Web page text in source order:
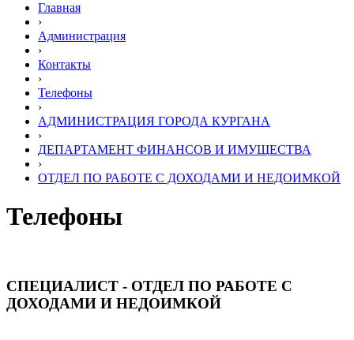
Главная
›
Администрация
›
Контакты
›
Телефоны
›
АДМИНИСТРАЦИЯ ГОРОДА КУРГАНА
›
ДЕПАРТАМЕНТ ФИНАНСОВ И ИМУЩЕСТВА
›
ОТДЕЛ ПО РАБОТЕ С ДОХОДАМИ И НЕДОИМКОЙ
Телефоны
СПЕЦИАЛИСТ - ОТДЕЛ ПО РАБОТЕ С
ДОХОДАМИ И НЕДОИМКОЙ